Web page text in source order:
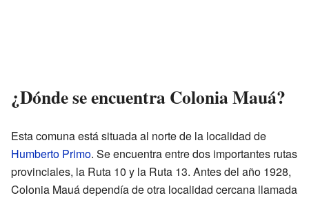
¿Dónde se encuentra Colonia Mauá?
Esta comuna está situada al norte de la localidad de
Humberto Primo. Se encuentra entre dos importantes rutas
provinciales, la Ruta 10 y la Ruta 13. Antes del año 1928,
Colonia Mauá dependía de otra localidad cercana llamada